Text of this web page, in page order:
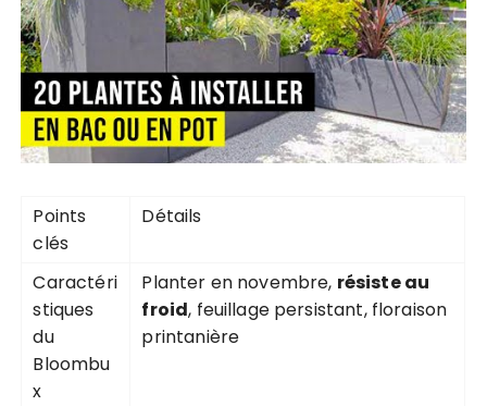
Points
clés
Détails
Caractéri
stiques
du
Bloombu
x
Planter en novembre, résiste au
froid, feuillage persistant, floraison
printanière